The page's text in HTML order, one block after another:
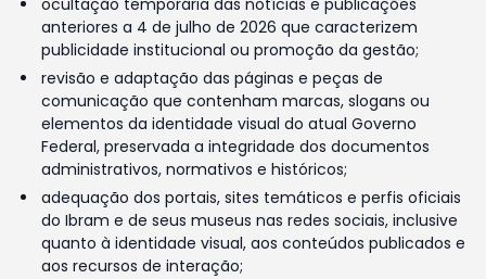
ocultação temporária das notícias e publicações
anteriores a 4 de julho de 2026 que caracterizem
publicidade institucional ou promoção da gestão;
revisão e adaptação das páginas e peças de
comunicação que contenham marcas, slogans ou
elementos da identidade visual do atual Governo
Federal, preservada a integridade dos documentos
administrativos, normativos e históricos;
adequação dos portais, sites temáticos e perfis oficiais
do Ibram e de seus museus nas redes sociais, inclusive
quanto à identidade visual, aos conteúdos publicados e
aos recursos de interação;